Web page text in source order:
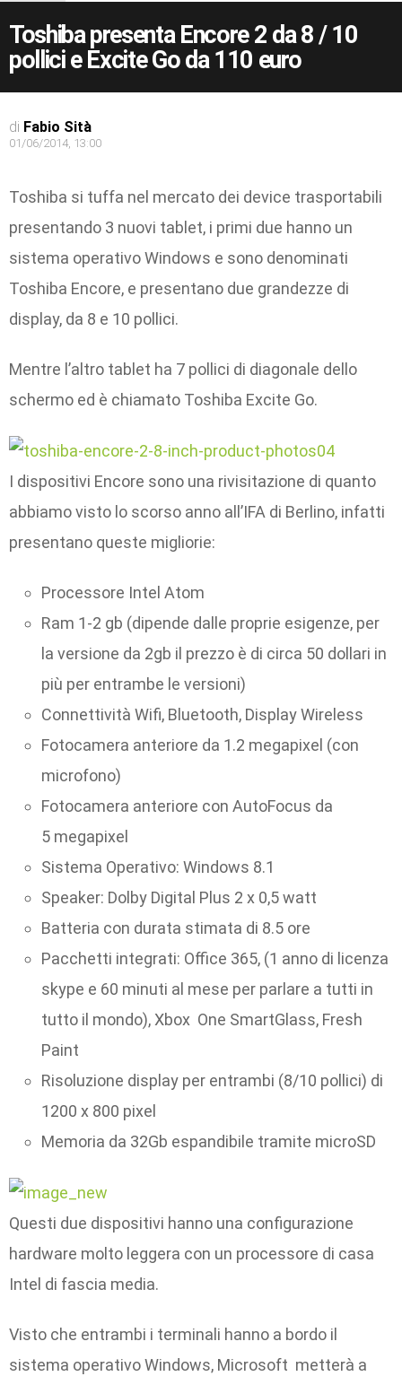
Toshiba presenta Encore 2 da 8 / 10
pollici e Excite Go da 110 euro
di Fabio Sità
01/06/2014, 13:00
Toshiba si tuffa nel mercato dei device trasportabili
presentando 3 nuovi tablet, i primi due hanno un
sistema operativo Windows e sono denominati
Toshiba Encore, e presentano due grandezze di
display, da 8 e 10 pollici.
Mentre l’altro tablet ha 7 pollici di diagonale dello
schermo ed è chiamato Toshiba Excite Go.
I dispositivi Encore sono una rivisitazione di quanto
abbiamo visto lo scorso anno all’IFA di Berlino, infatti
presentano queste migliorie:
Processore Intel Atom
Ram 1-2 gb (dipende dalle proprie esigenze, per
la versione da 2gb il prezzo è di circa 50 dollari in
più per entrambe le versioni)
Connettività Wifi, Bluetooth, Display Wireless
Fotocamera anteriore da 1.2 megapixel (con
microfono)
Fotocamera anteriore con AutoFocus da
5 megapixel
Sistema Operativo: Windows 8.1
Speaker: Dolby Digital Plus 2 x 0,5 watt
Batteria con durata stimata di 8.5 ore
Pacchetti integrati: Office 365, (1 anno di licenza
skype e 60 minuti al mese per parlare a tutti in
tutto il mondo), Xbox One SmartGlass, Fresh
Paint
Risoluzione display per entrambi (8/10 pollici) di
1200 x 800 pixel
Memoria da 32Gb espandibile tramite microSD
Questi due dispositivi hanno una configurazione
hardware molto leggera con un processore di casa
Intel di fascia media.
Visto che entrambi i terminali hanno a bordo il
sistema operativo Windows, Microsoft metterà a